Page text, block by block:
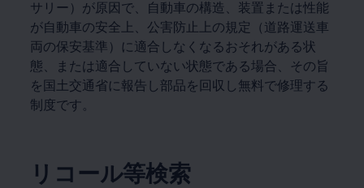
サリー）が原因で、自動車の構造、装置または性能
が自動車の安全上、公害防止上の規定（道路運送車
両の保安基準）に適合しなくなるおそれがある状
態、または適合していない状態である場合、その旨
を国土交通省に報告し部品を回収し無料で修理する
制度です。
リコール等検索